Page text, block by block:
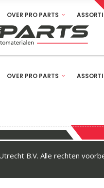
OVER PRO PARTS
OVER PRO PARTS
B.V. Alle rechten